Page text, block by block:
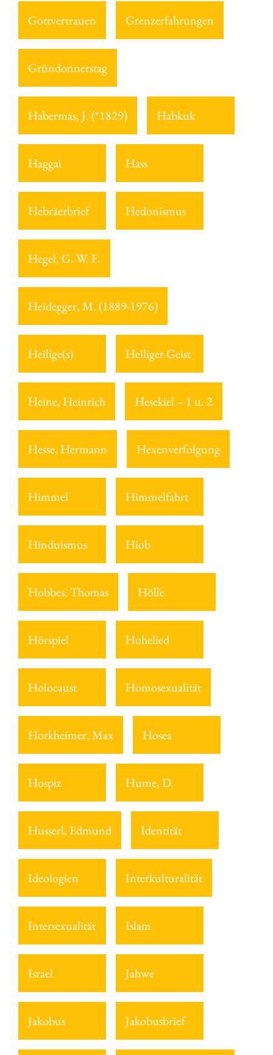
Gottvertrauen Grenzerfahrungen
Gründonnerstag
Habermas, J. (*1829) Habkuk
Haggai Hass
Hebräerbrief Hedonismus
Hegel, G. W. F.
Heidegger, M. (1889-1976)
Heilige(s) Heiliger Geist
Heine, Heinrich Hesekiel – 1 u. 2
Hesse, Hermann Hexenverfolgung
Himmel Himmelfahrt
Hinduismus Hiob
Hobbes, Thomas Hölle
Hörspiel Hohelied
Holocaust Homosexualität
Horkheimer, Max Hosea
Hospiz Hume, D.
Husserl, Edmund Identität
Ideologien Interkulturalität
Intersexualität Islam
Israel Jahwe
Jakobus Jakobusbrief